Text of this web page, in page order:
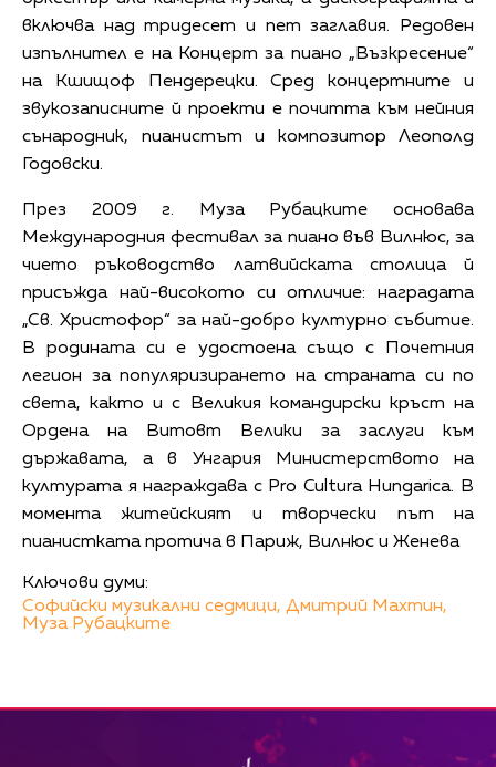
включва над тридесет и пет заглавия. Редовен
изпълнител е на Концерт за пиано „Възкресение“
на Кшищоф Пендерецки. Сред концертните и
звукозаписните й проекти е почитта към нейния
сънародник, пианистът и композитор Леополд
Годовски.
През 2009 г. Муза Рубацките основава
Международния фестивал за пиано във Вилнюс, за
чието ръководство латвийската столица й
присъжда най-високото си отличие: наградата
„Св. Христофор“ за най-добро културно събитие.
В родината си е удостоена също с Почетния
легион за популяризирането на страната си по
света, както и с Великия командирски кръст на
Ордена на Витовт Велики за заслуги към
държавата, а в Унгария Министерството на
културата я награждава с Pro Cultura Hungaricа. В
момента житейският и творчески път на
пианистката протича в Париж, Вилнюс и Женева
Ключови думи:
Софийски музикални седмици, Дмитрий Махтин,
Муза Рубацките